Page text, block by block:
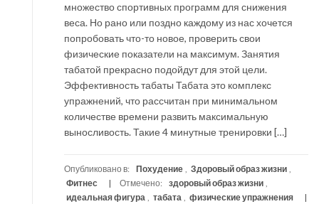
множество спортивных программ для снижения
веса. Но рано или поздно каждому из нас хочется
попробовать что-то новое, проверить свои
физические показатели на максимум. Занятия
табатой прекрасно подойдут для этой цели.
Эффективность табаты Табата это комплекс
упражнений, что рассчитан при минимальном
количестве времени развить максимальную
выносливость. Такие 4 минутные тренировки […]
Опубликовано в: Похудение , Здоровый образ жизни ,
Фитнес
Отмечено: здоровый образ жизни ,
идеальная фигура , табата , физические упражнения